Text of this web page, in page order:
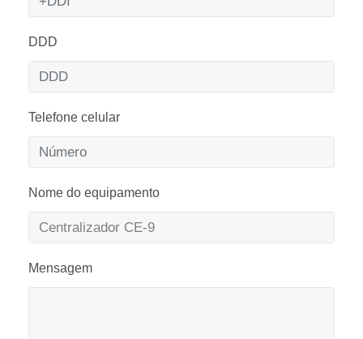
DDD
Telefone celular
Nome do equipamento
Mensagem